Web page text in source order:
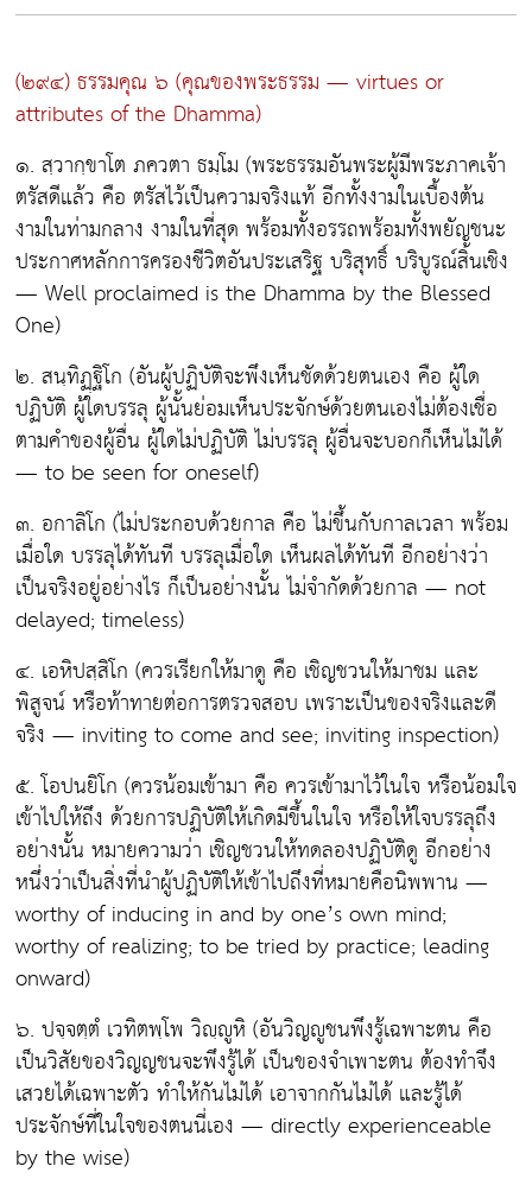
(๒๙๔) ธรรมคุณ ๖ (คุณของพระธรรม — virtues or
attributes of the Dhamma)
๑. สฺวากฺขาโต ภควตา ธมฺโม (พระธรรมอันพระผู้มีพระภาคเจ้า
ตรัสดีแล้ว คือ ตรัสไว้เป็นความจริงแท้ อีกทั้งงามในเบื้องต้น
งามในท่ามกลาง งามในที่สุด พร้อมทั้งอรรถพร้อมทั้งพยัญชนะ
ประกาศหลักการครองชีวิตอันประเสริฐ บริสุทธิ์ บริบูรณ์สิ้นเชิง
— Well proclaimed is the Dhamma by the Blessed
One)
๒. สนฺทิฏฺฐิโก (อันผู้ปฏิบัติจะพึงเห็นชัดด้วยตนเอง คือ ผู้ใด
ปฏิบัติ ผู้ใดบรรลุ ผู้นั้นย่อมเห็นประจักษ์ด้วยตนเองไม่ต้องเชื่อ
ตามคำของผู้อื่น ผู้ใดไม่ปฏิบัติ ไม่บรรลุ ผู้อื่นจะบอกก็เห็นไม่ได้
— to be seen for oneself)
๓. อกาลิโก (ไม่ประกอบด้วยกาล คือ ไม่ขึ้นกับกาลเวลา พร้อม
เมื่อใด บรรลุได้ทันที บรรลุเมื่อใด เห็นผลได้ทันที อีกอย่างว่า
เป็นจริงอยู่อย่างไร ก็เป็นอย่างนั้น ไม่จำกัดด้วยกาล — not
delayed; timeless)
๔. เอหิปสฺสิโก (ควรเรียกให้มาดู คือ เชิญชวนให้มาชม และ
พิสูจน์ หรือท้าทายต่อการตรวจสอบ เพราะเป็นของจริงและดี
จริง — inviting to come and see; inviting inspection)
๕. โอปนยิโก (ควรน้อมเข้ามา คือ ควรเข้ามาไว้ในใจ หรือน้อมใจ
เข้าไปให้ถึง ด้วยการปฏิบัติให้เกิดมีขึ้นในใจ หรือให้ใจบรรลุถึง
อย่างนั้น หมายความว่า เชิญชวนให้ทดลองปฏิบัติดู อีกอย่าง
หนึ่งว่าเป็นสิ่งที่นำผู้ปฏิบัติให้เข้าไปถึงที่หมายคือนิพพาน —
worthy of inducing in and by one’s own mind;
worthy of realizing; to be tried by practice; leading
onward)
๖. ปจฺจตฺตํ เวทิตพฺโพ วิญฺญูหิ (อันวิญญูชนพึงรู้เฉพาะตน คือ
เป็นวิสัยของวิญญชนจะพึงรู้ได้ เป็นของจำเพาะตน ต้องทำจึง
เสวยได้เฉพาะตัว ทำให้กันไม่ได้ เอาจากกันไม่ได้ และรู้ได้
ประจักษ์ที่ในใจของตนนี่เอง — directly experienceable
by the wise)